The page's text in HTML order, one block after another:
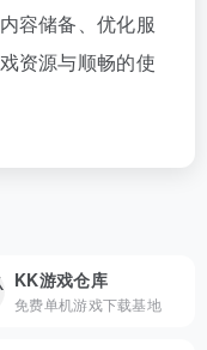
容储备、优化服
资源与顺畅的使
KK游戏仓库
免费单机游戏下载基地